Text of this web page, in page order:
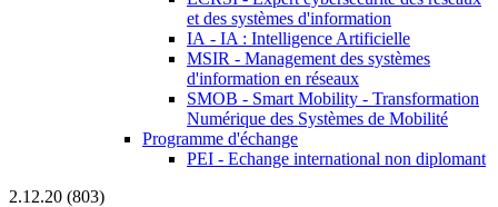
et des systèmes d'information
IA - IA : Intelligence Artificielle
MSIR - Management des systèmes
d'information en réseaux
SMOB - Smart Mobility - Transformation
Numérique des Systèmes de Mobilité
Programme d'échange
PEI - Echange international non diplomant
2.12.20 (803)